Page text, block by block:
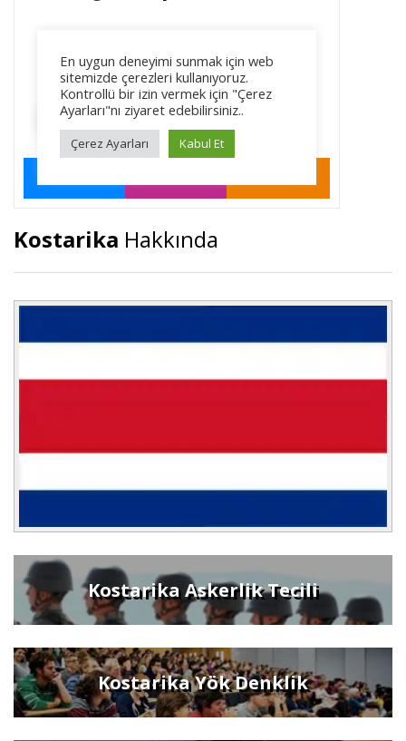
Kostarika Hakkında
Kostarika Askerlik Tecili
Kostarika Yök Denklik